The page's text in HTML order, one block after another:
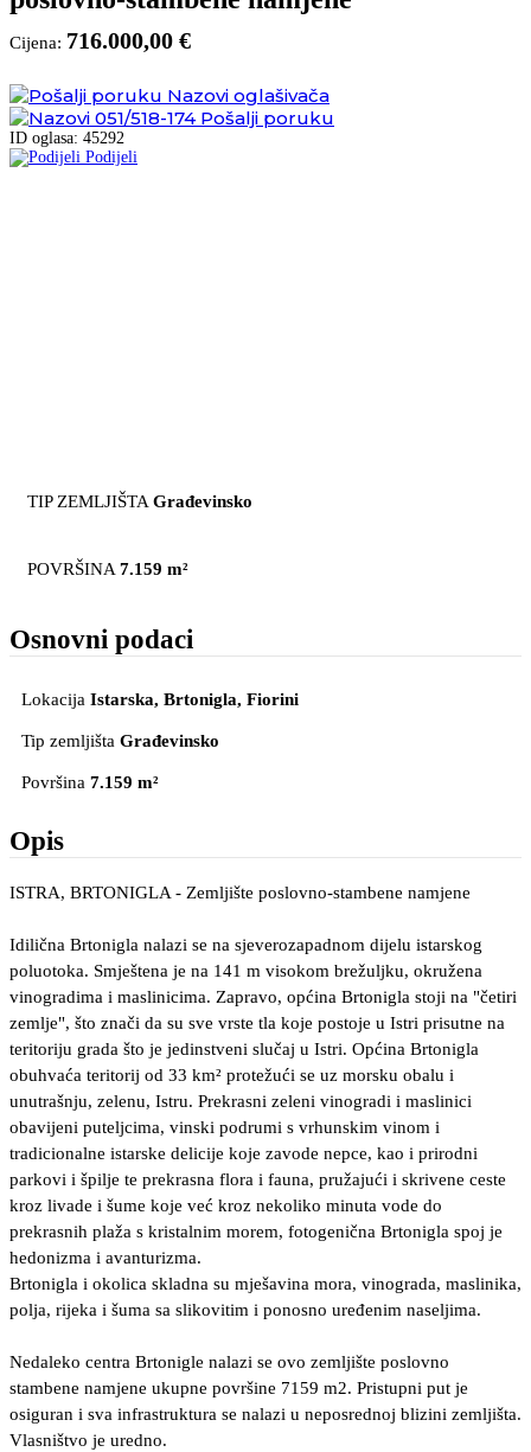
Cijena: 716.000,00 €
Nazovi oglašivača
051/518-174 Pošalji poruku
ID oglasa: 45292
Podijeli
TIP ZEMLJIŠTA Građevinsko
POVRŠINA 7.159 m²
Osnovni podaci
Lokacija Istarska, Brtonigla, Fiorini
Tip zemljišta Građevinsko
Površina 7.159 m²
Opis
ISTRA, BRTONIGLA - Zemljište poslovno-stambene namjene
Idilična Brtonigla nalazi se na sjeverozapadnom dijelu istarskog
poluotoka. Smještena je na 141 m visokom brežuljku, okružena
vinogradima i maslinicima. Zapravo, općina Brtonigla stoji na "četiri
zemlje", što znači da su sve vrste tla koje postoje u Istri prisutne na
teritoriju grada što je jedinstveni slučaj u Istri. Općina Brtonigla
obuhvaća teritorij od 33 km² protežući se uz morsku obalu i
unutrašnju, zelenu, Istru. Prekrasni zeleni vinogradi i maslinici
obavijeni puteljcima, vinski podrumi s vrhunskim vinom i
tradicionalne istarske delicije koje zavode nepce, kao i prirodni
parkovi i špilje te prekrasna flora i fauna, pružajući i skrivene ceste
kroz livade i šume koje već kroz nekoliko minuta vode do
prekrasnih plaža s kristalnim morem, fotogenična Brtonigla spoj je
hedonizma i avanturizma.
Brtonigla i okolica skladna su mješavina mora, vinograda, maslinika,
polja, rijeka i šuma sa slikovitim i ponosno uređenim naseljima.
Nedaleko centra Brtonigle nalazi se ovo zemljište poslovno
stambene namjene ukupne površine 7159 m2. Pristupni put je
osiguran i sva infrastruktura se nalazi u neposrednoj blizini zemljišta.
Vlasništvo je uredno.